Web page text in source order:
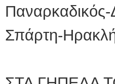
Σπάρτη-